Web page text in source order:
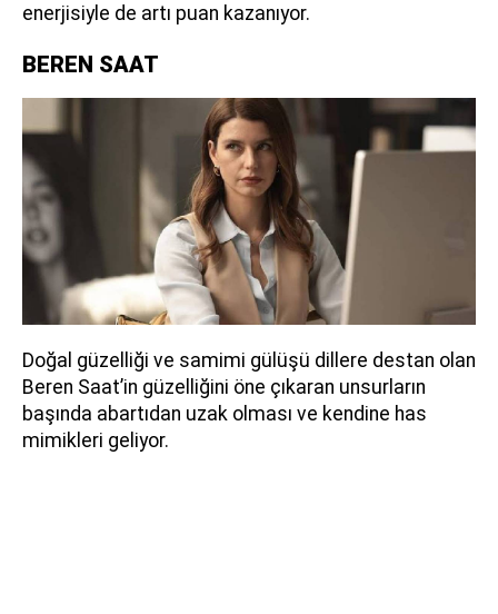
enerjisiyle de artı puan kazanıyor.
BEREN SAAT
Doğal güzelliği ve samimi gülüşü dillere destan olan
Beren Saat’in güzelliğini öne çıkaran unsurların
başında abartıdan uzak olması ve kendine has
mimikleri geliyor.